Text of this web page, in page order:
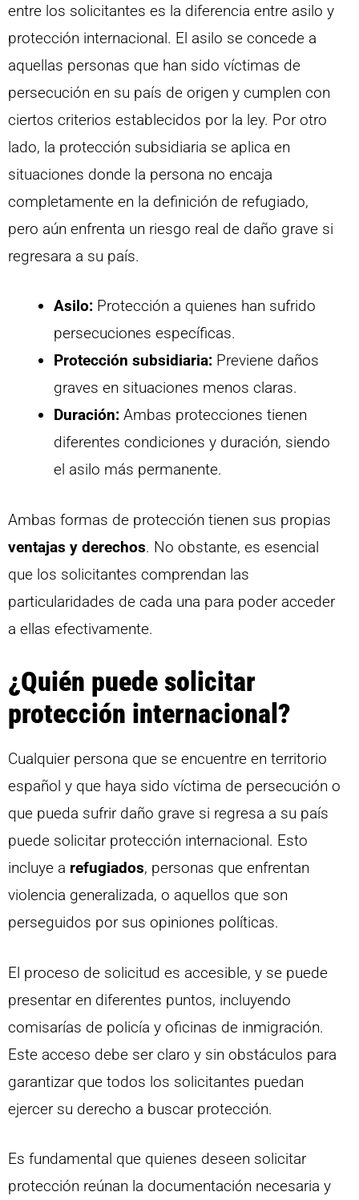
entre los solicitantes es la diferencia entre asilo y
protección internacional. El asilo se concede a
aquellas personas que han sido víctimas de
persecución en su país de origen y cumplen con
ciertos criterios establecidos por la ley. Por otro
lado, la protección subsidiaria se aplica en
situaciones donde la persona no encaja
completamente en la definición de refugiado,
pero aún enfrenta un riesgo real de daño grave si
regresara a su país.
Asilo: Protección a quienes han sufrido
persecuciones específicas.
Protección subsidiaria: Previene daños
graves en situaciones menos claras.
Duración: Ambas protecciones tienen
diferentes condiciones y duración, siendo
el asilo más permanente.
Ambas formas de protección tienen sus propias
ventajas y derechos. No obstante, es esencial
que los solicitantes comprendan las
particularidades de cada una para poder acceder
a ellas efectivamente.
¿Quién puede solicitar
protección internacional?
Cualquier persona que se encuentre en territorio
español y que haya sido víctima de persecución o
que pueda sufrir daño grave si regresa a su país
puede solicitar protección internacional. Esto
incluye a refugiados, personas que enfrentan
violencia generalizada, o aquellos que son
perseguidos por sus opiniones políticas.
El proceso de solicitud es accesible, y se puede
presentar en diferentes puntos, incluyendo
comisarías de policía y oficinas de inmigración.
Este acceso debe ser claro y sin obstáculos para
garantizar que todos los solicitantes puedan
ejercer su derecho a buscar protección.
Es fundamental que quienes deseen solicitar
protección reúnan la documentación necesaria y